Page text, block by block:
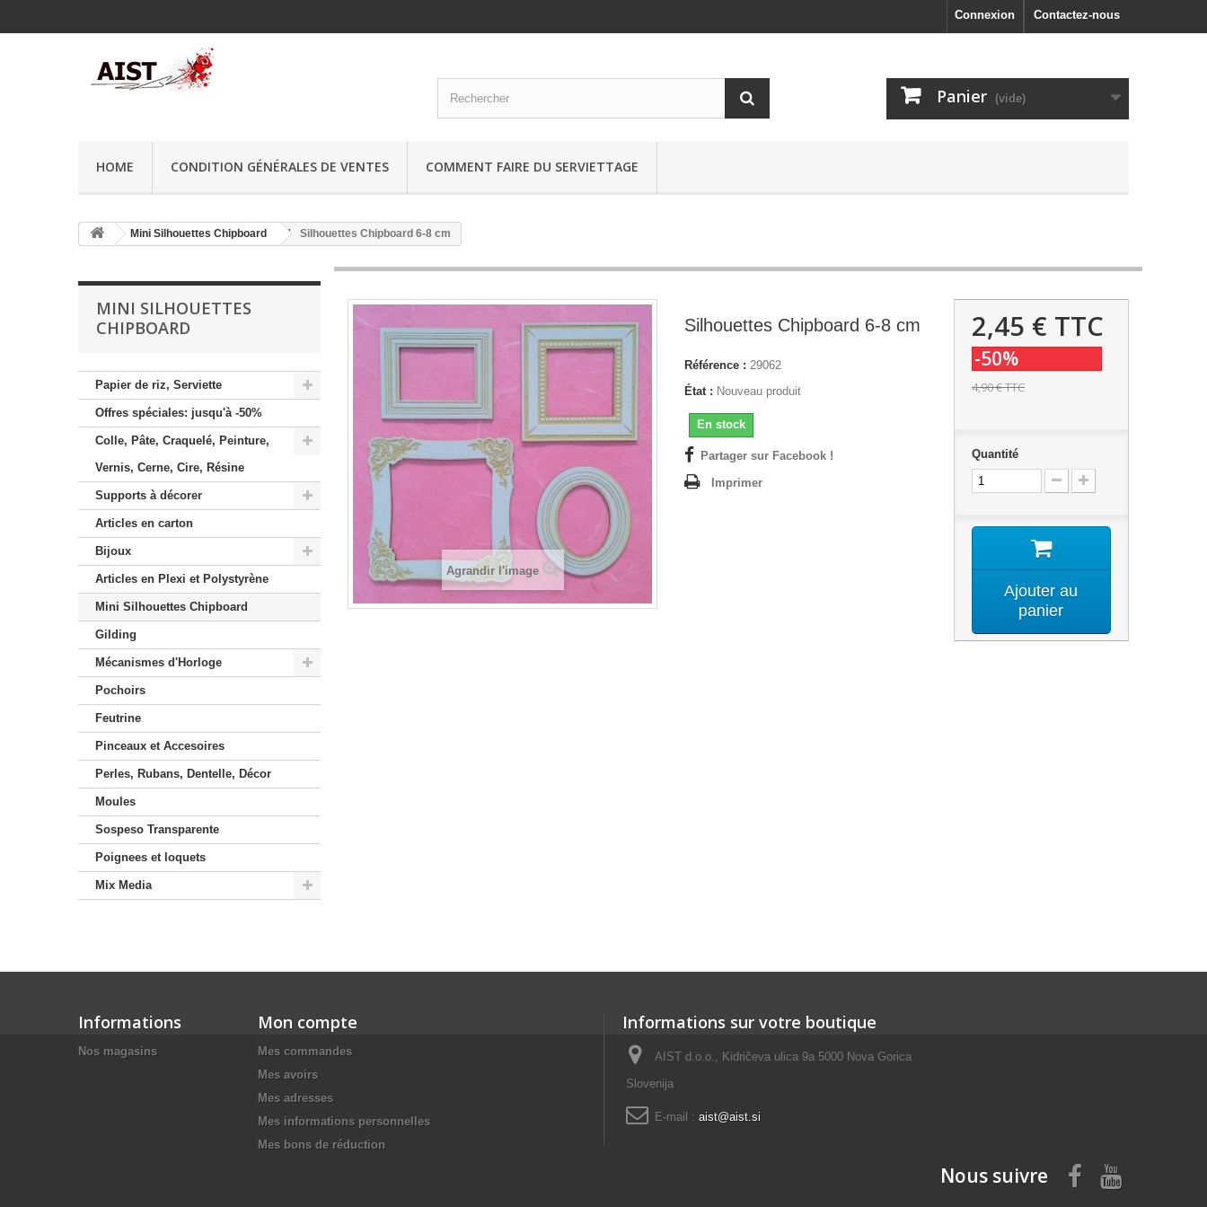
Contactez-nous
Connexion
Panier (vide)
HOME CONDITION GÉNÉRALES DE VENTES COMMENT FAIRE DU SERVIETTAGE
Mini Silhouettes Chipboard Silhouettes Chipboard 6-8 cm
MINI SILHOUETTES
CHIPBOARD
Papier de riz, Serviette
Offres spéciales: jusqu'à -50%
Colle, Pâte, Craquelé, Peinture,
Vernis, Cerne, Cire, Résine
Supports à décorer
Articles en carton
Bijoux
Articles en Plexi et Polystyrène
Mini Silhouettes Chipboard
Gilding
Mécanismes d'Horloge
Pochoirs
Feutrine
Pinceaux et Accesoires
Perles, Rubans, Dentelle, Décor
Moules
Sospeso Transparente
Poignees et loquets
Mix Media
Agrandir l'image
Silhouettes Chipboard 6-8 cm
Référence : 29062
État : Nouveau produit
En stock
Partager sur Facebook !
Imprimer
2,45 € TTC
-50%
4,90 €TTC
Quantité
Ajouter au
panier
Informations
Nos magasins
Mon compte
Mes commandes
Mes avoirs
Mes adresses
Mes informations personnelles
Mes bons de réduction
Informations sur votre boutique
AIST d.o.o., Kidričeva ulica 9a 5000 Nova Gorica
Slovenija
E-mail : aist@aist.si
Nous suivre